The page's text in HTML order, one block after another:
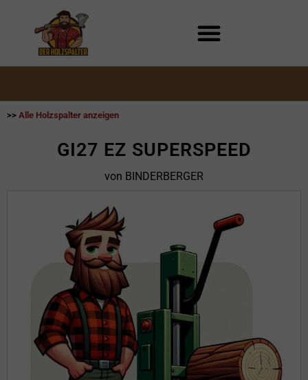
>> Alle Holzspalter anzeigen
GI27 EZ SUPERSPEED
von BINDERBERGER